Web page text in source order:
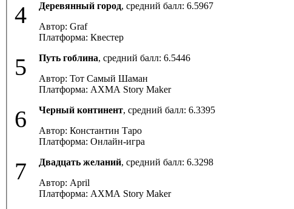
4 Деревянный город, средний балл: 6.5967
Автор: Graf
Платформа: Квестер
5 Путь гоблина, средний балл: 6.5446
Автор: Тот Самый Шаман
Платформа: AXMA Story Maker
6 Черный континент, средний балл: 6.3395
Автор: Константин Таро
Платформа: Онлайн-игра
7 Двадцать желаний, средний балл: 6.3298
Автор: April
Платформа: AXMA Story Maker